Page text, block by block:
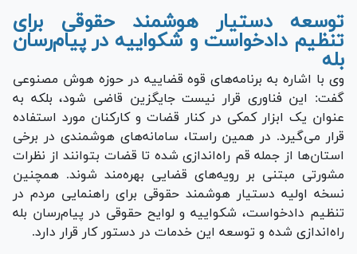
توسعه دستیار هوشمند حقوقی برای
تنظیم دادخواست و شکواییه در پیام‌رسان
بله
وی با اشاره به برنامه‌های قوه قضاییه در حوزه هوش مصنوعی
گفت: این فناوری قرار نیست جایگزین قاضی شود، بلکه به
عنوان یک ابزار کمکی در کنار قضات و کارکنان مورد استفاده
قرار می‌گیرد. در همین راستا، سامانه‌های هوشمندی در برخی
استان‌ها از جمله قم راه‌اندازی شده تا قضات بتوانند از نظرات
مشورتی مبتنی بر رویه‌های قضایی بهره‌مند شوند. همچنین
نسخه اولیه دستیار هوشمند حقوقی برای راهنمایی مردم در
تنظیم دادخواست، شکواییه و لوایح حقوقی در پیام‌رسان بله
راه‌اندازی شده و توسعه این خدمات در دستور کار قرار دارد.